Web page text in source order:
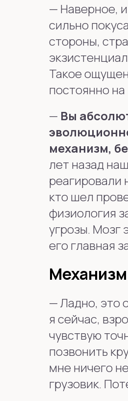
— Наверное,
сильно
стороны,
Такое
постоянно
— Вы
механизм,
лет назад
реагировали
кто шел
физиология
угрозы. Мозг
его главная
Механизм
—Ладно, это
я сейчас,
чувствую
позвонить
мне ничего
грузовик.